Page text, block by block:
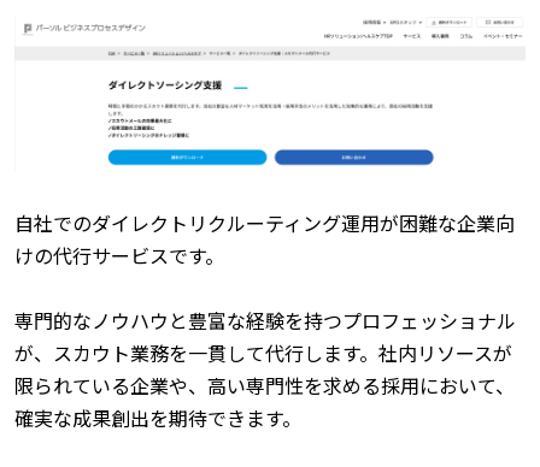
自社でのダイレクトリクルーティング運用が困難な企業向
けの代行サービスです。
専門的なノウハウと豊富な経験を持つプロフェッショナル
が、スカウト業務を一貫して代行します。社内リソースが
限られている企業や、高い専門性を求める採用において、
確実な成果創出を期待できます。